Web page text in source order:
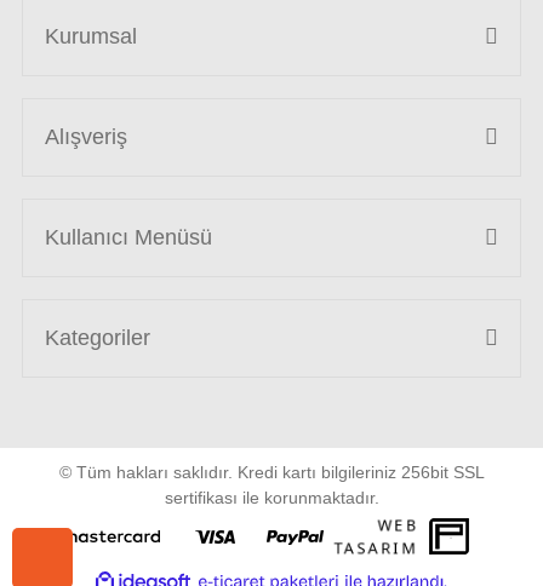
Kurumsal
Alışveriş
Kullanıcı Menüsü
Kategoriler
© Tüm hakları saklıdır. Kredi kartı bilgileriniz 256bit SSL
sertifikası ile korunmaktadır.
WEB
TASARIM
ideasoft e-